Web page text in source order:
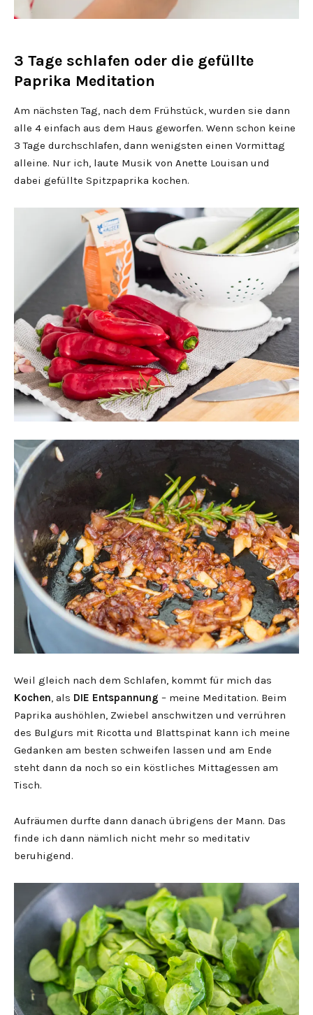
3 Tage schlafen oder die gefüllte
Paprika Meditation
Am nächsten Tag, nach dem Frühstück, wurden sie dann
alle 4 einfach aus dem Haus geworfen. Wenn schon keine
3 Tage durchschlafen, dann wenigsten einen Vormittag
alleine. Nur ich, laute Musik von Anette Louisan und
dabei gefüllte Spitzpaprika kochen.
Weil gleich nach dem Schlafen, kommt für mich das
Kochen, als DIE Entspannung – meine Meditation. Beim
Paprika aushöhlen, Zwiebel anschwitzen und verrühren
des Bulgurs mit Ricotta und Blattspinat kann ich meine
Gedanken am besten schweifen lassen und am Ende
steht dann da noch so ein köstliches Mittagessen am
Tisch.
Aufräumen durfte dann danach übrigens der Mann. Das
finde ich dann nämlich nicht mehr so meditativ
beruhigend.